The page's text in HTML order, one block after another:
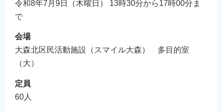
令和8年7月9日（木曜日） 13時30分から17時00分ま
で
会場
大森北区民活動施設（スマイル大森） 多目的室
（大）
定員
60人